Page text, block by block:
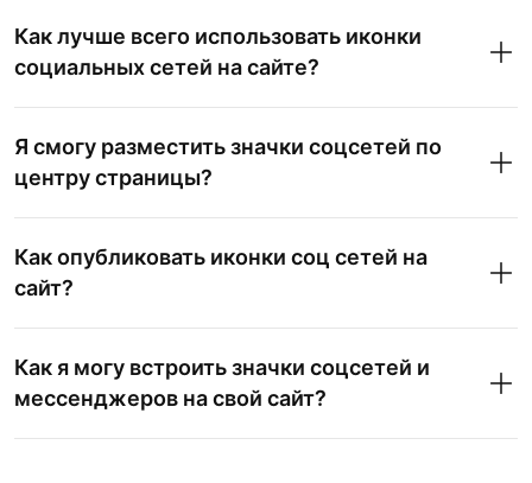
Как лучше всего использовать иконки
социальных сетей на сайте?
Я смогу разместить значки соцсетей по
центру страницы?
Как опубликовать иконки соц сетей на
сайт?
Как я могу встроить значки соцсетей и
мессенджеров на свой сайт?